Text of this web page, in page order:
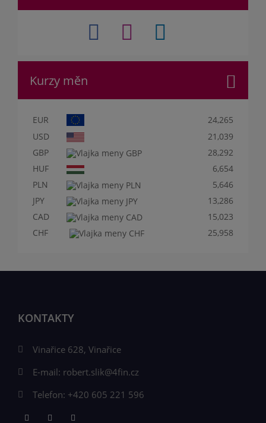
Kurzy měn
EUR
24,265
USD
21,039
GBP
28,292
HUF
6,654
PLN
5,646
JPY
13,286
CAD
15,023
CHF
25,958
KONTAKTY
Vinařice 628, Vinařice
E-mail: robert.slik@4fin.cz
Telefon: +420 605 221 596